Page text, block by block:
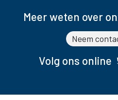
Meer weten over
Neem
Volg ons online